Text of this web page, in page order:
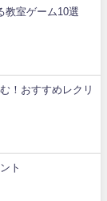
教室ゲーム10選
！おすすめレクリ
ト